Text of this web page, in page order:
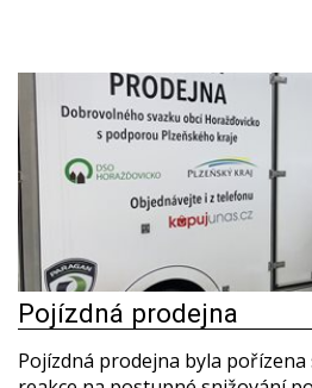
Pojízdná prodejna
Pojízdná prodejna byla pořízena